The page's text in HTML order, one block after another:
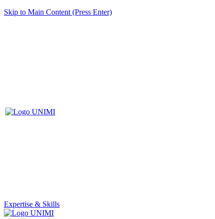
Skip to Main Content (Press Enter)
Expertise & Skills